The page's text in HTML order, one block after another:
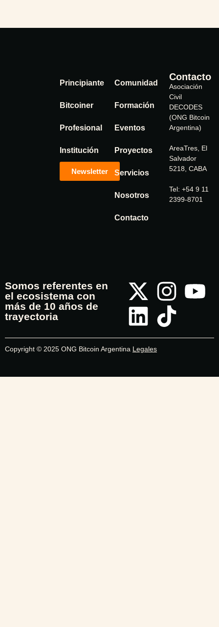
Principiante
Bitcoiner
Profesional
Institución
Newsletter
Comunidad
Formación
Eventos
Proyectos
Servicios
Nosotros
Contacto
Contacto
Asociación
Civil
DECODES
(ONG Bitcoin
Argentina)
AreaTres, El
Salvador
5218, CABA
Tel: +54 9 11
2399-8701
Somos referentes en
el ecosistema con
más de 10 años de
trayectoria
Copyright © 2025 ONG Bitcoin Argentina Legales